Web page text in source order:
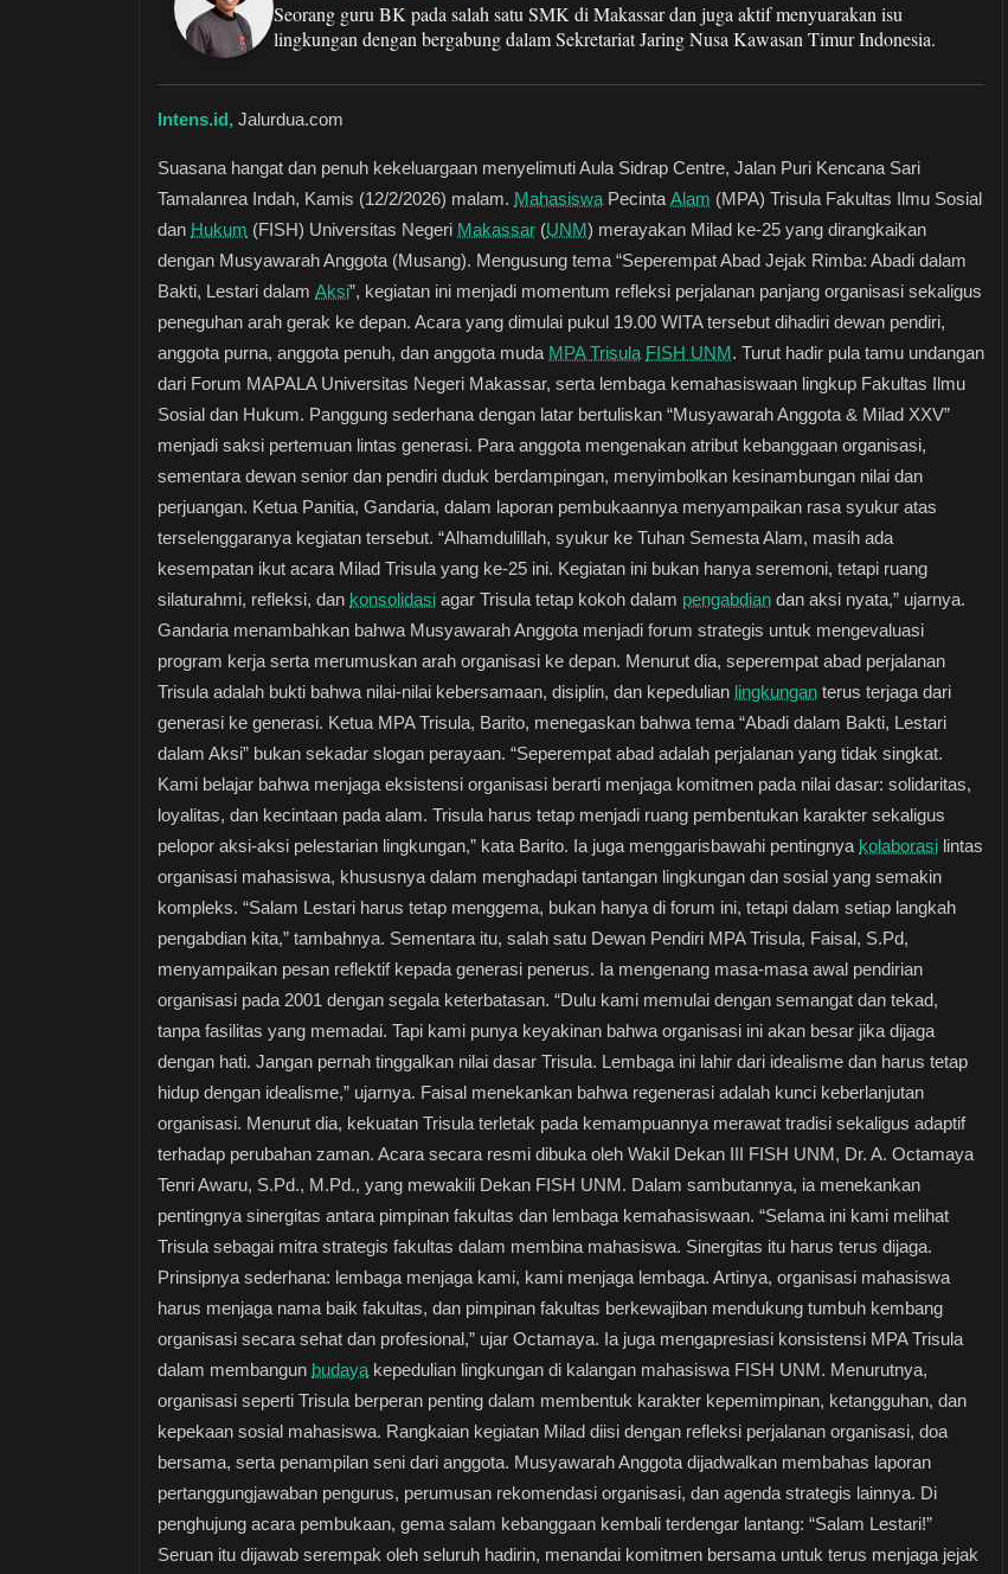
Seorang guru BK pada salah satu SMK di Makassar dan juga aktif menyuarakan isu
lingkungan dengan bergabung dalam Sekretariat Jaring Nusa Kawasan Timur Indonesia.
Intens.id, Jalurdua.com
Suasana hangat dan penuh kekeluargaan menyelimuti Aula Sidrap Centre, Jalan Puri Kencana Sari
Tamalanrea Indah, Kamis (12/2/2026) malam. MahasiswaPecintaAlam (MPA) Trisula Fakultas Ilmu Sosial
dan Hukum (FISH) Universitas Negeri Makassar (UNM) merayakan Milad ke-25 yang dirangkaikan
dengan Musyawarah Anggota (Musang). Mengusung tema “Seperempat Abad Jejak Rimba: Abadi dalam
Bakti, Lestari dalam Aksi”, kegiatan ini menjadi momentum refleksi perjalanan panjang organisasi sekaligus
peneguhan arah gerak ke depan. Acara yang dimulai pukul 19.00 WITA tersebut dihadiri dewan pendiri,
anggota purna, anggota penuh, dan anggota muda MPA Trisula FISH UNM. Turut hadir pula tamu undangan
dari Forum MAPALA Universitas Negeri Makassar, serta lembaga kemahasiswaan lingkup Fakultas Ilmu
Sosial dan Hukum. Panggung sederhana dengan latar bertuliskan “Musyawarah Anggota & Milad XXV”
menjadi saksi pertemuan lintas generasi. Para anggota mengenakan atribut kebanggaan organisasi,
sementara dewan senior dan pendiri duduk berdampingan, menyimbolkan kesinambungan nilai dan
perjuangan. Ketua Panitia, Gandaria, dalam laporan pembukaannya menyampaikan rasa syukur atas
terselenggaranya kegiatan tersebut. “Alhamdulillah, syukur ke Tuhan Semesta Alam, masih ada
kesempatan ikut acara Milad Trisula yang ke-25 ini. Kegiatan ini bukan hanya seremoni, tetapi ruang
silaturahmi, refleksi, dan konsolidasi agar Trisula tetap kokoh dalam pengabdian dan aksi nyata,” ujarnya.
Gandaria menambahkan bahwa Musyawarah Anggota menjadi forum strategis untuk mengevaluasi
program kerja serta merumuskan arah organisasi ke depan. Menurut dia, seperempat abad perjalanan
Trisula adalah bukti bahwa nilai-nilai kebersamaan, disiplin, dan kepedulian lingkungan terus terjaga dari
generasi ke generasi. Ketua MPA Trisula, Barito, menegaskan bahwa tema “Abadi dalam Bakti, Lestari
dalam Aksi” bukan sekadar slogan perayaan. “Seperempat abad adalah perjalanan yang tidak singkat.
Kami belajar bahwa menjaga eksistensi organisasi berarti menjaga komitmen pada nilai dasar: solidaritas,
loyalitas, dan kecintaan pada alam. Trisula harus tetap menjadi ruang pembentukan karakter sekaligus
pelopor aksi-aksi pelestarian lingkungan,” kata Barito. Ia juga menggarisbawahi pentingnya kolaborasi lintas
organisasi mahasiswa, khususnya dalam menghadapi tantangan lingkungan dan sosial yang semakin
kompleks. “Salam Lestari harus tetap menggema, bukan hanya di forum ini, tetapi dalam setiap langkah
pengabdian kita,” tambahnya. Sementara itu, salah satu Dewan Pendiri MPA Trisula, Faisal, S.Pd,
menyampaikan pesan reflektif kepada generasi penerus. Ia mengenang masa-masa awal pendirian
organisasi pada 2001 dengan segala keterbatasan. “Dulu kami memulai dengan semangat dan tekad,
tanpa fasilitas yang memadai. Tapi kami punya keyakinan bahwa organisasi ini akan besar jika dijaga
dengan hati. Jangan pernah tinggalkan nilai dasar Trisula. Lembaga ini lahir dari idealisme dan harus tetap
hidup dengan idealisme,” ujarnya. Faisal menekankan bahwa regenerasi adalah kunci keberlanjutan
organisasi. Menurut dia, kekuatan Trisula terletak pada kemampuannya merawat tradisi sekaligus adaptif
terhadap perubahan zaman. Acara secara resmi dibuka oleh Wakil Dekan III FISH UNM, Dr. A. Octamaya
Tenri Awaru, S.Pd., M.Pd., yang mewakili Dekan FISH UNM. Dalam sambutannya, ia menekankan
pentingnya sinergitas antara pimpinan fakultas dan lembaga kemahasiswaan. “Selama ini kami melihat
Trisula sebagai mitra strategis fakultas dalam membina mahasiswa. Sinergitas itu harus terus dijaga.
Prinsipnya sederhana: lembaga menjaga kami, kami menjaga lembaga. Artinya, organisasi mahasiswa
harus menjaga nama baik fakultas, dan pimpinan fakultas berkewajiban mendukung tumbuh kembang
organisasi secara sehat dan profesional,” ujar Octamaya. Ia juga mengapresiasi konsistensi MPA Trisula
dalam membangun budayakepedulian lingkungan di kalangan mahasiswa FISH UNM. Menurutnya,
organisasi seperti Trisula berperan penting dalam membentuk karakter kepemimpinan, ketangguhan, dan
kepekaan sosial mahasiswa. Rangkaian kegiatan Milad diisi dengan refleksi perjalanan organisasi, doa
bersama, serta penampilan seni dari anggota. Musyawarah Anggota dijadwalkan membahas laporan
pertanggungjawaban pengurus, perumusan rekomendasi organisasi, dan agenda strategis lainnya. Di
penghujung acara pembukaan, gema salam kebanggaan kembali terdengar lantang: “Salam Lestari!”
Seruan itu dijawab serempak oleh seluruh hadirin, menandai komitmen bersama untuk terus menjaga jejak